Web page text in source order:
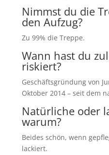
Nimmst du die
den Aufzug?
Zu 99% die Treppe.
Wann hast du
riskiert?
Geschäftsgründung von
Oktober 2014 – seit dem
Natürliche oder
warum?
Beides schön, wenn
lackiert.